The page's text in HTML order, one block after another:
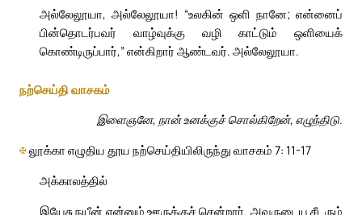
அல்லேலூயா, அல்லேலூயா! “உலகின் ஒளி நானே; என்னைப்
பின்தொடர்பவர் வாழ்வுக்கு வழி காட்டும் ஒளியைக்
கொண்டிருப்பார்,” என்கிறார் ஆண்டவர். அல்லேலூயா.
நற்செய்தி வாசகம்
இளைஞனே, நான் உனக்குச் சொல்கிறேன், எழுந்திடு.
✠லூக்கா எழுதிய தூய நற்செய்தியிலிருந்து வாசகம் 7: 11-17
அக்காலத்தில்
இயேசு நயீன் என்னும் ஊருக்குச் சென்றார். அவருடைய சீடரும்